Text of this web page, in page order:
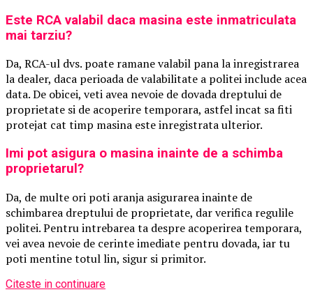
Este RCA valabil daca masina este inmatriculata
mai tarziu?
Da, RCA-ul dvs. poate ramane valabil pana la inregistrarea
la dealer, daca perioada de valabilitate a politei include acea
data. De obicei, veti avea nevoie de dovada dreptului de
proprietate si de acoperire temporara, astfel incat sa fiti
protejat cat timp masina este inregistrata ulterior.
Imi pot asigura o masina inainte de a schimba
proprietarul?
Da, de multe ori poti aranja asigurarea inainte de
schimbarea dreptului de proprietate, dar verifica regulile
politei. Pentru intrebarea ta despre acoperirea temporara,
vei avea nevoie de cerinte imediate pentru dovada, iar tu
poti mentine totul lin, sigur si primitor.
Citeste in continuare